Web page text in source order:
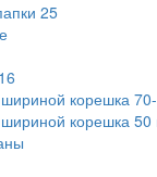
25
шириной корешка
шириной корешка